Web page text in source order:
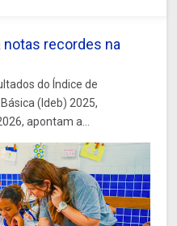
notas recordes na
do Índice de
(Ideb) 2025,
apontam a...